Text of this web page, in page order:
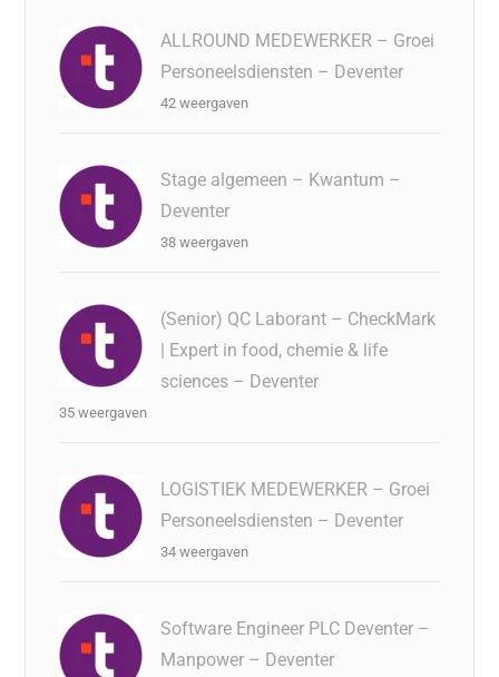
ALLROUND MEDEWERKER – Groei
Personeelsdiensten – Deventer
42 weergaven
Stage algemeen – Kwantum –
Deventer
38 weergaven
(Senior) QC Laborant – CheckMark
| Expert in food, chemie & life
sciences – Deventer
35 weergaven
LOGISTIEK MEDEWERKER – Groei
Personeelsdiensten – Deventer
34 weergaven
Software Engineer PLC Deventer –
Manpower – Deventer